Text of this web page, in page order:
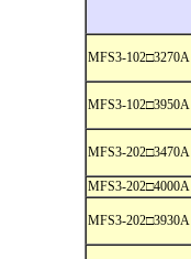
MFS3-102□3270A
MFS3-102□3950A
MFS3-202□3470A
MFS3-202□4000A
MFS3-202□3930A